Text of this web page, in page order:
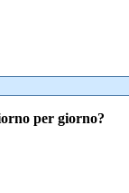
per giorno?